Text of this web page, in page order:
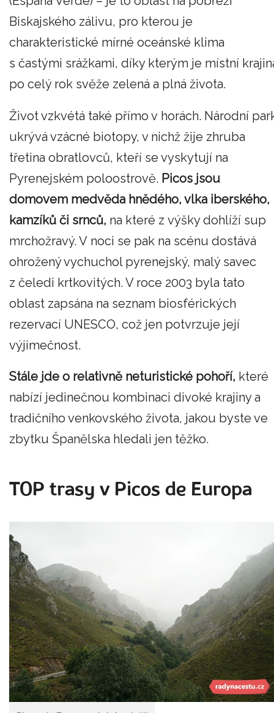
Biskajského zálivu, pro kterou je
charakteristické mírné oceánské klima
s častými srážkami, díky kterým je místní
po celý rok svěže zelená a plná života.
Život vzkvétá také přímo v horách. Národní
ukrývá vzácné biotopy, v nichž žije zhruba
třetina obratlovců, kteří se vyskytují na
Pyrenejském poloostrově. Picos jsou
domovem medvěda hnědého, vlka iberského,
kamzíků či srnců, na které z výšky dohlíží sup
mrchožravý. V noci se pak na scénu dostává
ohrožený vychuchol pyrenejský, malý savec
z čeledi krtkovitých. V roce 2003 byla tato
oblast zapsána na seznam biosférických
rezervací UNESCO, což jen potvrzuje její
výjimečnost.
Stále jde o relativně neturistické pohoří, které
nabízí jedinečnou kombinaci divoké krajiny a
tradičního venkovského života, jakou byste ve
zbytku Španělska hledali jen těžko.
TOP trasy v Picos de Europa